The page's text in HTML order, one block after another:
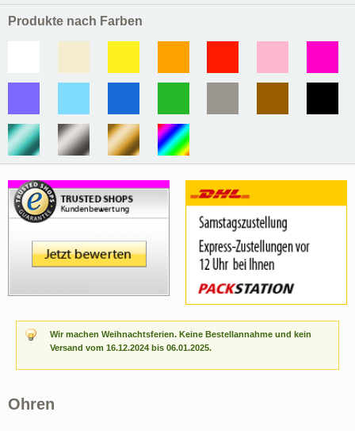
Wir machen Weihnachtsferien. Keine Bestellannahme und kein
Versand vom 16.12.2024 bis 06.01.2025.
Ohren
Produkte nach Farben